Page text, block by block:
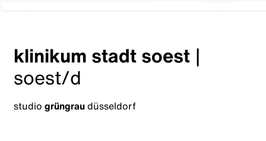
klinikum stadt soest |
soest/d
studio grüngraudüsseldorf